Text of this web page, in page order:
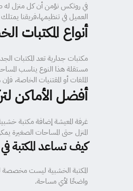
في روتكس نؤمن أن كل منزل له
العميل في تنظيمها،فريقنا
أنواع المكتبات
مكتبات جدارية تعد المكتبات
مستقلة هذا النوع يناسب
الملفات أو المقتنيات الخاصة،
أفضل الأماكن
غرفة المعيشة إضافة مكتبة
المنزل حتى المساحات الصغيرة
كيف تساعد المكتبة
المكتبة الخشبية ليست مخصصة
واضحًا لأي مساحة.